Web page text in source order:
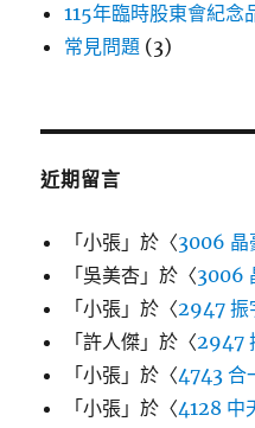
115年臨時股東會紀念
常見問題 (3)
近期留言
「小張 」於〈3006 晶
「吳美杏 」於〈3006
「小張 」於〈2947 振
「許人傑 」於〈2947
「小張 」於〈4743 合
「小張 」於〈4128 中